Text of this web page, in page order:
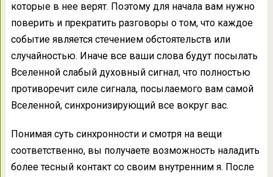
которые в нее верят. Поэтому для начала вам нужно
поверить и прекратить разговоры о том, что каждое
событие является стечением обстоятельств или
случайностью. Иначе все ваши слова будут посылать
Вселенной слабый духовный сигнал, что полностью
противоречит силе сигнала, посылаемого вам самой
Вселенной, синхронизирующий все вокруг вас.
Понимая суть синхронности и смотря на вещи
соответственно, вы получаете возможность наладить
более тесный контакт со своим внутренним я. После